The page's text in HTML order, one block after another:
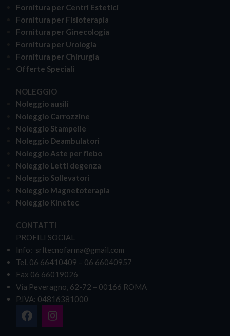
Fornitura per Centri Estetici
Fornitura per Fisioterapia
Fornitura per Ginecologia
Fornitura per Urologia
Fornitura per Chirurgia
Offerte Speciali
NOLEGGIO
Noleggio ausili
Noleggio Carrozzine
Noleggio Stampelle
Noleggio Deambulatori
Noleggio Aste per flebo
Noleggio Letti degenza
Noleggio Sollevatori
Noleggio Magnetoterapia
Noleggio Kinetec
CONTATTI
PROFILI SOCIAL
Info: srltecnofarma@gmail.com
Tel. 06 66410409 – 06 66040957
Fax 06 66019026
Via Peveragno, 62-72 – 00166 ROMA
P.IVA: 04816381000